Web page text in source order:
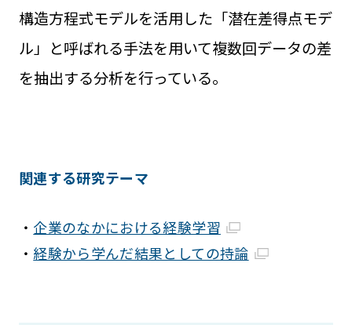
構造方程式モデルを活用した「潜在差得点モデ
ル」と呼ばれる手法を用いて複数回データの差
を抽出する分析を行っている。
関連する研究テーマ
・ 企業のなかにおける経験学習
・ 経験から学んだ結果としての持論